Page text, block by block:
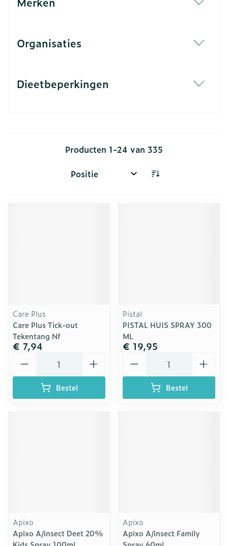
Organisaties
Dieetbeperkingen
Producten 1-24 van 335
Sorteer op:
Care Plus
Care Plus Tick-out
Tekentang Nf
€ 7,94
Bestel
Pistal
PISTAL HUIS SPRAY 300
ML
€ 19,95
Bestel
Apixo
Apixo A/insect Deet 20%
Apixo
Apixo A/insect Family